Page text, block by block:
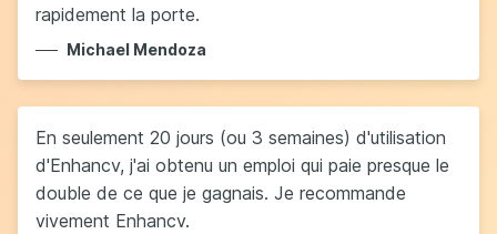
rapidement la porte.
Michael Mendoza
En seulement 20 jours (ou 3 semaines) d'utilisation
d'Enhancv, j'ai obtenu un emploi qui paie presque le
double de ce que je gagnais. Je recommande
vivement Enhancv.